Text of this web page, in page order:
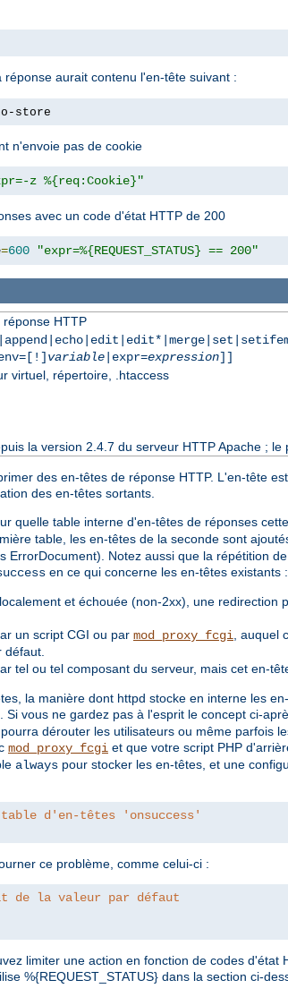
réponse aurait contenu l'en-tête suivant :
store
n'envoie pas de cookie
z %{req:Cookie}"
avec un code d'état HTTP de 200
=600 "expr=%{REQUEST_STATUS} == 200"
HTTP
variable|expr=expression]]
virtuel, répertoire, .htaccess
la version 2.4.7 du serveur HTTP Apache ;
des en-têtes de réponse HTTP. L'en-tête
des en-têtes sortants.
quelle table interne d'en-têtes de réponses
table, les en-têtes de la seconde sont
Notez aussi que la répétition
en ce qui concerne les en-têtes existants :
et échouée (non-2xx), une
un script CGI ou par mod_proxy_fcgi ,
tel ou tel composant du serveur, mais cet en-
la manière dont httpd stocke en interne les
. Si vous ne gardez pas à l'esprit le concept ci-
dérouter les utilisateurs ou même parfois
mod_proxy_fcgi et que votre script PHP
always pour stocker les en-têtes, et une
d'en-têtes 'onsuccess'
ce problème, comme celui-ci :
de la valeur par défaut
limiter une action en fonction de codes d'état
%{REQUEST_STATUS} dans la section ci-